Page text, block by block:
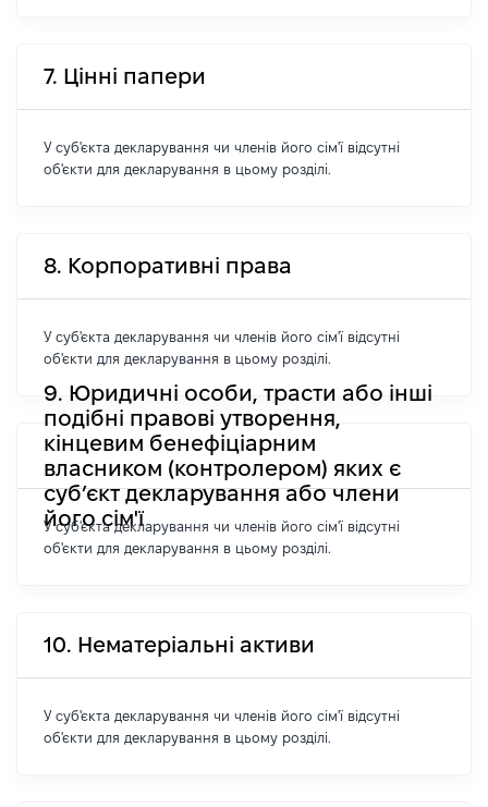
7. Цінні папери
У суб'єкта декларування чи членів його сім'ї відсутні
об'єкти для декларування в цьому розділі.
8. Корпоративні права
У суб'єкта декларування чи членів його сім'ї відсутні
об'єкти для декларування в цьому розділі.
9. Юридичні особи, трасти або інші
подібні правові утворення,
кінцевим бенефіціарним
власником (контролером) яких є
суб’єкт декларування або члени
його сім'ї
У суб'єкта декларування чи членів його сім'ї відсутні
об'єкти для декларування в цьому розділі.
10. Нематеріальні активи
У суб'єкта декларування чи членів його сім'ї відсутні
об'єкти для декларування в цьому розділі.